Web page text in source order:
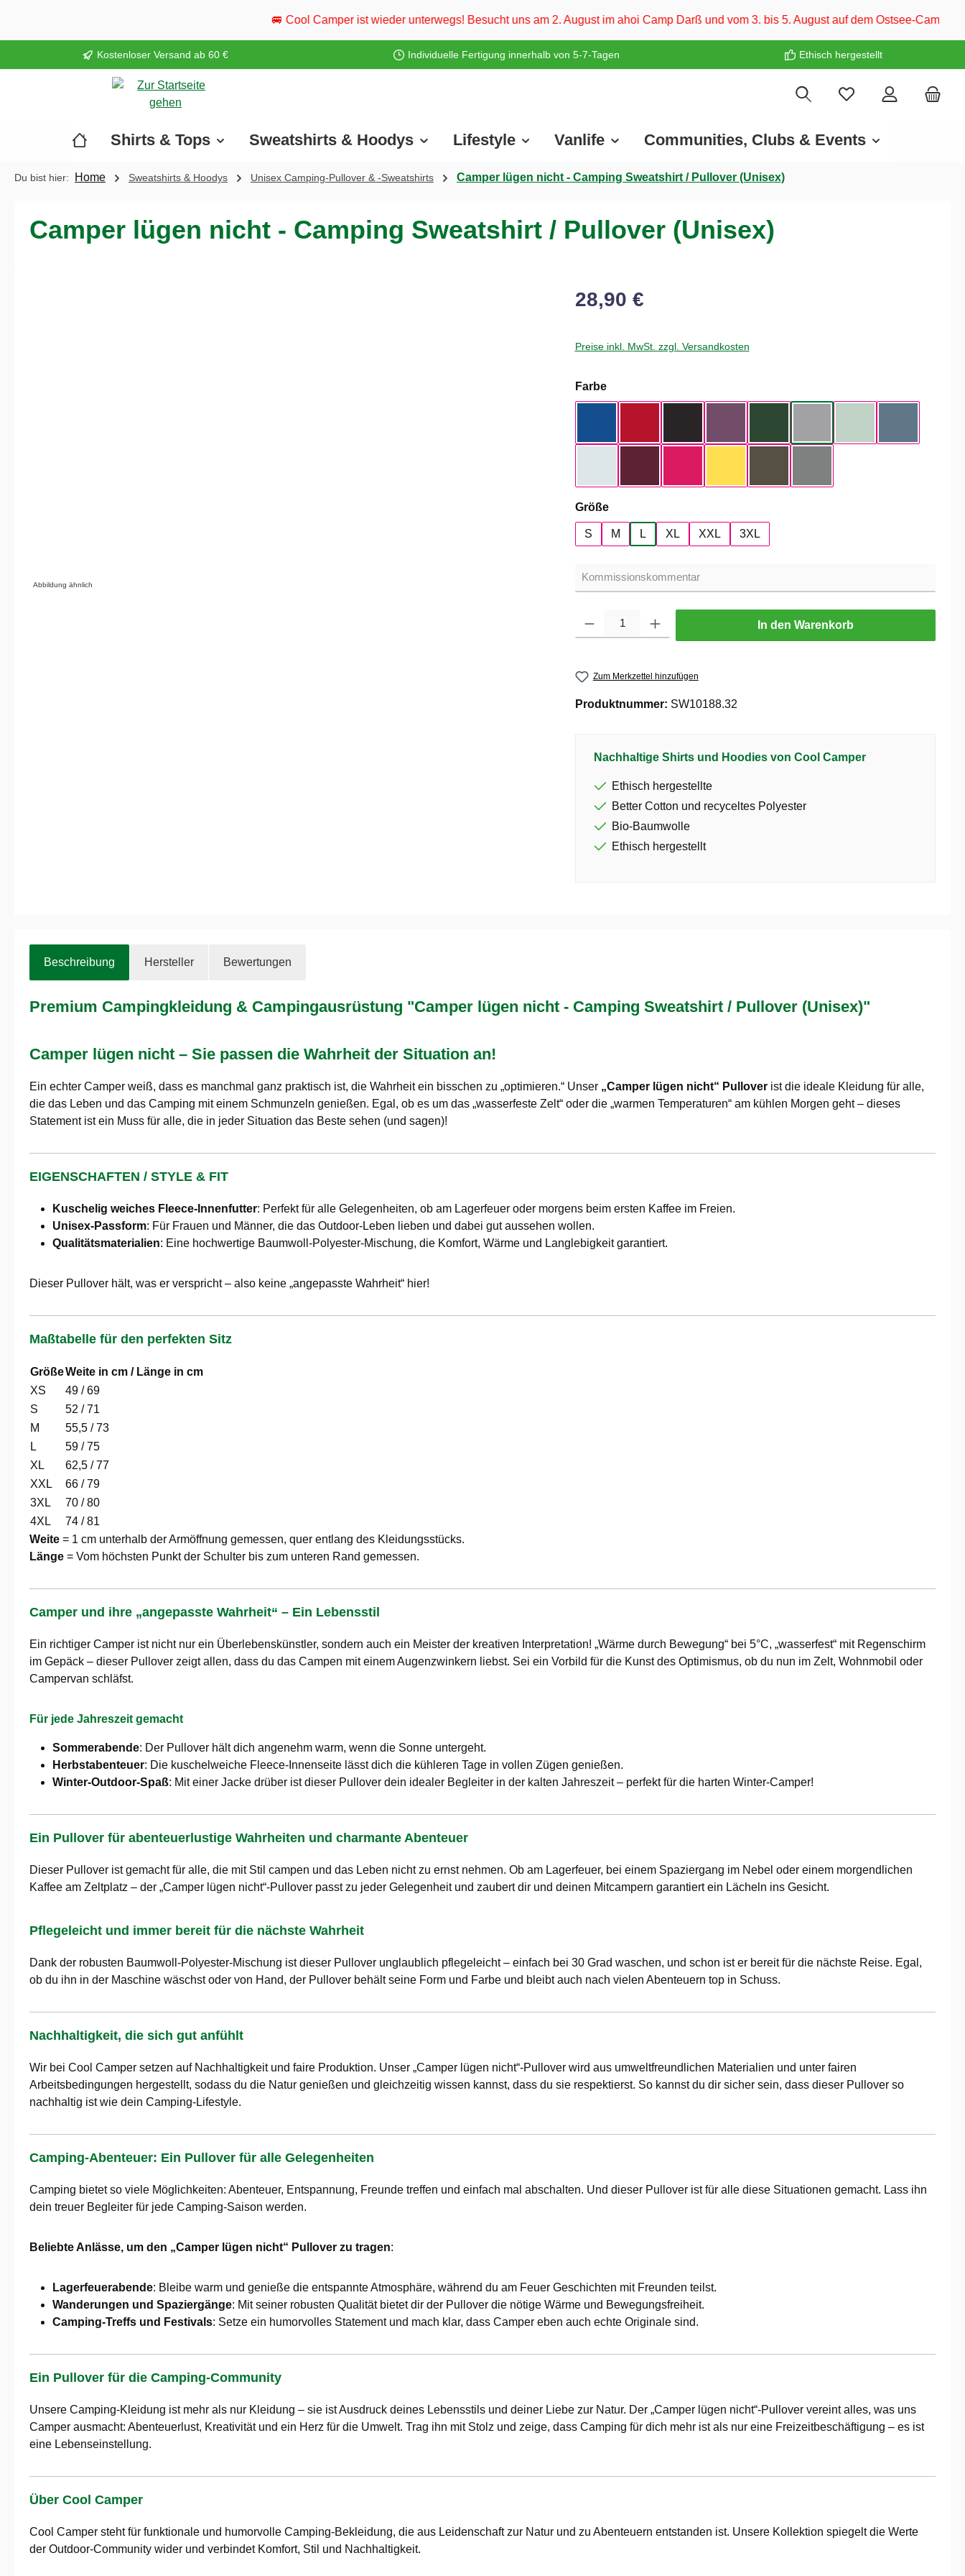
🚐 Cool Camper ist wieder unterwegs! Besucht uns am 2. August im ahoi Camp Darß und vom 3. bis 5. August auf dem Ostsee-Campingplatz Familie
Kostenloser Versand ab 60 € Individuelle Fertigung innerhalb von 5-7-Tagen Ethisch hergestellt
Shirts & Tops Sweatshirts & Hoodys Lifestyle Vanlife Communities, Clubs & Events
Du bist hier: Home Sweatshirts & Hoodys Unisex Camping-Pullover & -Sweatshirts Camper lügen nicht - Camping Sweatshirt / Pullover (Unisex)
Camper lügen nicht - Camping Sweatshirt / Pullover (Unisex)
Abbildung ähnlich
28,90 €
Preise inkl. MwSt. zzgl. Versandkosten
Farbeauswählen
Größeauswählen
S M L XL XXL 3XL
In den Warenkorb
Zum Merkzettel hinzufügen
Produktnummer: SW10188.32
Nachhaltige Shirts und Hoodies von Cool Camper
Ethisch hergestellte
Better Cotton und recyceltes Polyester
Bio-Baumwolle
Ethisch hergestellt
Beschreibung Hersteller Bewertungen
Premium Campingkleidung & Campingausrüstung "Camper lügen nicht - Camping Sweatshirt / Pullover (Unisex)"
Camper lügen nicht – Sie passen die Wahrheit der Situation an!
Ein echter Camper weiß, dass es manchmal ganz praktisch ist, die Wahrheit ein bisschen zu „optimieren.“ Unser „Camper lügen nicht“ Pullover ist die ideale Kleidung für alle,
die das Leben und das Camping mit einem Schmunzeln genießen. Egal, ob es um das „wasserfeste Zelt“ oder die „warmen Temperaturen“ am kühlen Morgen geht – dieses
Statement ist ein Muss für alle, die in jeder Situation das Beste sehen (und sagen)!
EIGENSCHAFTEN / STYLE & FIT
Kuschelig weiches Fleece-Innenfutter: Perfekt für alle Gelegenheiten, ob am Lagerfeuer oder morgens beim ersten Kaffee im Freien.
Unisex-Passform: Für Frauen und Männer, die das Outdoor-Leben lieben und dabei gut aussehen wollen.
Qualitätsmaterialien: Eine hochwertige Baumwoll-Polyester-Mischung, die Komfort, Wärme und Langlebigkeit garantiert.
Dieser Pullover hält, was er verspricht – also keine „angepasste Wahrheit“ hier!
Maßtabelle für den perfekten Sitz
GrößeWeite in cm / Länge in cm
XS
49 / 69
S
52 / 71
M
55,5 / 73
L
59 / 75
XL
62,5 / 77
XXL
66 / 79
3XL
70 / 80
4XL
74 / 81
Weite = 1 cm unterhalb der Armöffnung gemessen, quer entlang des Kleidungsstücks.
Länge = Vom höchsten Punkt der Schulter bis zum unteren Rand gemessen.
Camper und ihre „angepasste Wahrheit“ – Ein Lebensstil
Ein richtiger Camper ist nicht nur ein Überlebenskünstler, sondern auch ein Meister der kreativen Interpretation! „Wärme durch Bewegung“ bei 5°C, „wasserfest“ mit Regenschirm
im Gepäck – dieser Pullover zeigt allen, dass du das Campen mit einem Augenzwinkern liebst. Sei ein Vorbild für die Kunst des Optimismus, ob du nun im Zelt, Wohnmobil oder
Campervan schläfst.
Für jede Jahreszeit gemacht
Sommerabende: Der Pullover hält dich angenehm warm, wenn die Sonne untergeht.
Herbstabenteuer: Die kuschelweiche Fleece-Innenseite lässt dich die kühleren Tage in vollen Zügen genießen.
Winter-Outdoor-Spaß: Mit einer Jacke drüber ist dieser Pullover dein idealer Begleiter in der kalten Jahreszeit – perfekt für die harten Winter-Camper!
Ein Pullover für abenteuerlustige Wahrheiten und charmante Abenteuer
Dieser Pullover ist gemacht für alle, die mit Stil campen und das Leben nicht zu ernst nehmen. Ob am Lagerfeuer, bei einem Spaziergang im Nebel oder einem morgendlichen
Kaffee am Zeltplatz – der „Camper lügen nicht“-Pullover passt zu jeder Gelegenheit und zaubert dir und deinen Mitcampern garantiert ein Lächeln ins Gesicht.
Pflegeleicht und immer bereit für die nächste Wahrheit
Dank der robusten Baumwoll-Polyester-Mischung ist dieser Pullover unglaublich pflegeleicht – einfach bei 30 Grad waschen, und schon ist er bereit für die nächste Reise. Egal,
ob du ihn in der Maschine wäschst oder von Hand, der Pullover behält seine Form und Farbe und bleibt auch nach vielen Abenteuern top in Schuss.
Nachhaltigkeit, die sich gut anfühlt
Wir bei Cool Camper setzen auf Nachhaltigkeit und faire Produktion. Unser „Camper lügen nicht“-Pullover wird aus umweltfreundlichen Materialien und unter fairen
Arbeitsbedingungen hergestellt, sodass du die Natur genießen und gleichzeitig wissen kannst, dass du sie respektierst. So kannst du dir sicher sein, dass dieser Pullover so
nachhaltig ist wie dein Camping-Lifestyle.
Camping-Abenteuer: Ein Pullover für alle Gelegenheiten
Camping bietet so viele Möglichkeiten: Abenteuer, Entspannung, Freunde treffen und einfach mal abschalten. Und dieser Pullover ist für alle diese Situationen gemacht. Lass ihn
dein treuer Begleiter für jede Camping-Saison werden.
Beliebte Anlässe, um den „Camper lügen nicht“ Pullover zu tragen:
Lagerfeuerabende: Bleibe warm und genieße die entspannte Atmosphäre, während du am Feuer Geschichten mit Freunden teilst.
Wanderungen und Spaziergänge: Mit seiner robusten Qualität bietet dir der Pullover die nötige Wärme und Bewegungsfreiheit.
Camping-Treffs und Festivals: Setze ein humorvolles Statement und mach klar, dass Camper eben auch echte Originale sind.
Ein Pullover für die Camping-Community
Unsere Camping-Kleidung ist mehr als nur Kleidung – sie ist Ausdruck deines Lebensstils und deiner Liebe zur Natur. Der „Camper lügen nicht“-Pullover vereint alles, was uns
Camper ausmacht: Abenteuerlust, Kreativität und ein Herz für die Umwelt. Trag ihn mit Stolz und zeige, dass Camping für dich mehr ist als nur eine Freizeitbeschäftigung – es ist
eine Lebenseinstellung.
Über Cool Camper
Cool Camper steht für funktionale und humorvolle Camping-Bekleidung, die aus Leidenschaft zur Natur und zu Abenteuern entstanden ist. Unsere Kollektion spiegelt die Werte
der Outdoor-Community wider und verbindet Komfort, Stil und Nachhaltigkeit.